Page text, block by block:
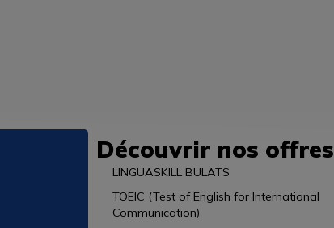
Découvrir nos offres
LINGUASKILL BULATS
TOEIC (Test of English for International
Communication)